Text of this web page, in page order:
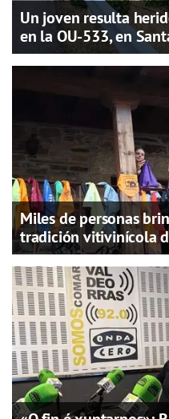
Un joven resulta
en la OU-533, en
Miles de personas
tradición vitivinícola